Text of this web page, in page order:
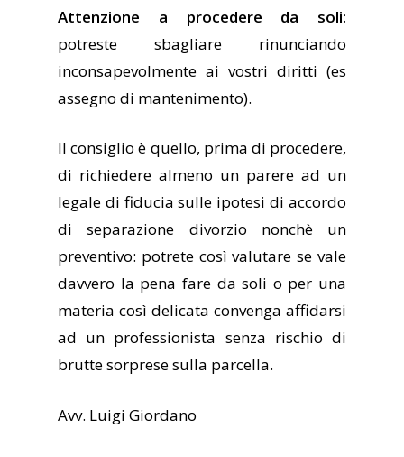
Attenzione a procedere da soli:
potreste sbagliare rinunciando
inconsapevolmente ai vostri diritti (es
assegno di mantenimento).
Il consiglio è quello, prima di procedere,
di richiedere almeno un parere ad un
legale di fiducia sulle ipotesi di accordo
di separazione divorzio nonchè un
preventivo: potrete così valutare se vale
davvero la pena fare da soli o per una
materia così delicata convenga affidarsi
ad un professionista senza rischio di
brutte sorprese sulla parcella.
Avv. Luigi Giordano